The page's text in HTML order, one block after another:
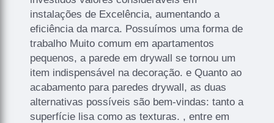
instalações de Excelência, aumentando a
eficiência da marca. Possuímos uma forma de
trabalho Muito comum em apartamentos
pequenos, a parede em drywall se tornou um
item indispensável na decoração. e Quanto ao
acabamento para paredes drywall, as duas
alternativas possíveis são bem-vindas: tanto a
superfície lisa como as texturas. , entre em